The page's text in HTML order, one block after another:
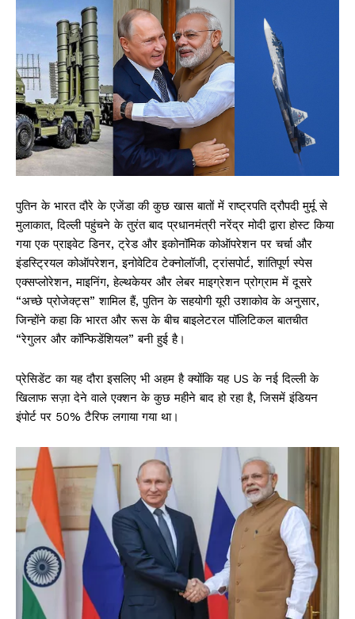
पुतिन के भारत दौरे के एजेंडा की कुछ खास बातों में राष्ट्रपति द्रौपदी मुर्मू से
मुलाकात, दिल्ली पहुंचने के तुरंत बाद प्रधानमंत्री नरेंद्र मोदी द्वारा होस्ट किया
गया एक प्राइवेट डिनर, ट्रेड और इकोनॉमिक कोऑपरेशन पर चर्चा और
इंडस्ट्रियल कोऑपरेशन, इनोवेटिव टेक्नोलॉजी, ट्रांसपोर्ट, शांतिपूर्ण स्पेस
एक्सप्लोरेशन, माइनिंग, हेल्थकेयर और लेबर माइग्रेशन प्रोग्राम में दूसरे
“अच्छे प्रोजेक्ट्स” शामिल हैं, पुतिन के सहयोगी यूरी उशाकोव के अनुसार,
जिन्होंने कहा कि भारत और रूस के बीच बाइलेटरल पॉलिटिकल बातचीत
“रेगुलर और कॉन्फिडेंशियल” बनी हुई है।
प्रेसिडेंट का यह दौरा इसलिए भी अहम है क्योंकि यह US के नई दिल्ली के
खिलाफ सज़ा देने वाले एक्शन के कुछ महीने बाद हो रहा है, जिसमें इंडियन
इंपोर्ट पर 50% टैरिफ लगाया गया था।